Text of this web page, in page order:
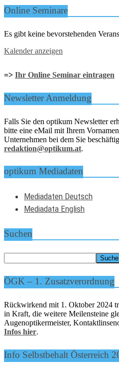
Online Seminare
Es gibt keine bevorstehenden
Kalender anzeigen
=> Ihr Online Seminar eintragen
Newsletter Anmeldung
Falls Sie den optikum Newsletter
bitte eine eMail mit Ihrem
Unternehmen bei dem Sie
redaktion@optikum.at.
optikum Mediadaten
Mediadaten Deutsch
Mediadata English
Suchen
ÖGK – 1. Zusatzverordnung
Rückwirkend mit 1. Oktober 2024
in Kraft, die weitere Meilensteine
Augenoptikermeister,
Infos hier.
Info Selbstbehalt Österreich